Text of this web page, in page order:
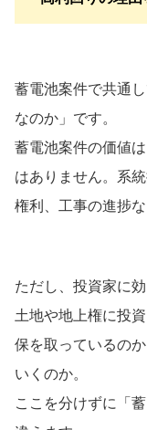
蓄電池案件で共通
なのか」です。
蓄電池案件の価値
はありません。系
権利、工事の進捗な
ただし、投資家に
土地や地上権に投
保を取っているの
いくのか。
ここを分けずに「